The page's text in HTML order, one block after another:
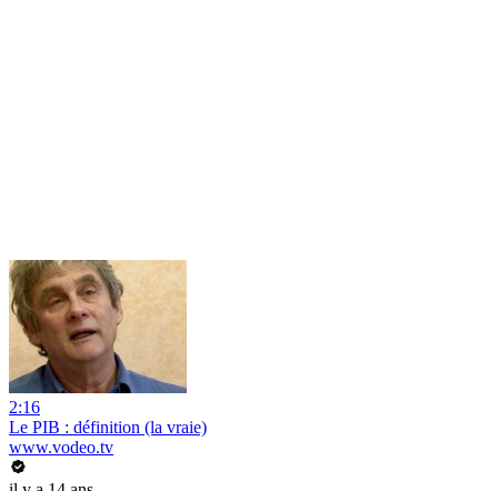
2:16
Le PIB : définition (la vraie)
www.vodeo.tv